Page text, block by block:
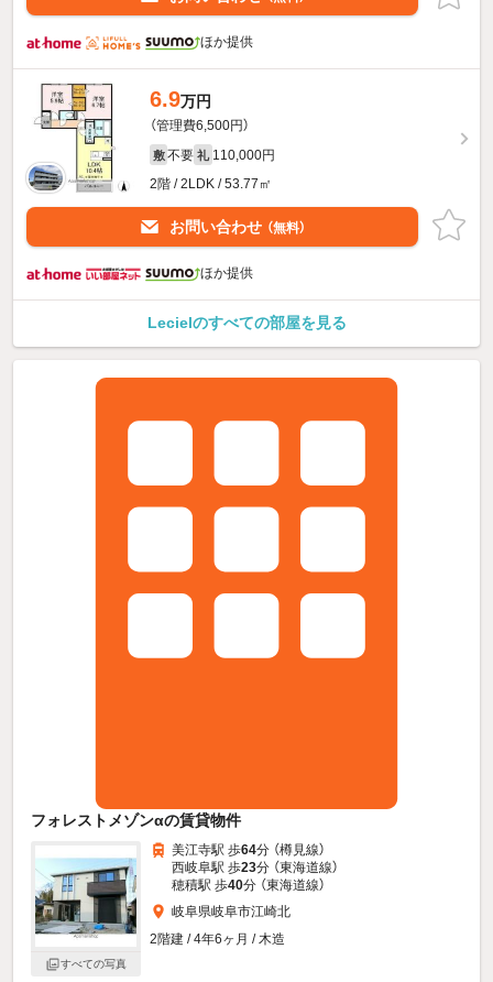
ほか提供
6.9万円
（管理費6,500円）
敷 不要 礼 110,000円
2階 / 2LDK / 53.77㎡
お問い合わせ （無料）
ほか提供
Lecielのすべての部屋を見る
フォレストメゾンαの賃貸物件
すべての写真
美江寺駅 歩64分 （樽見線）
西岐阜駅 歩23分 （東海道線）
穂積駅 歩40分 （東海道線）
岐阜県岐阜市江崎北
2階建 / 4年6ヶ月 / 木造